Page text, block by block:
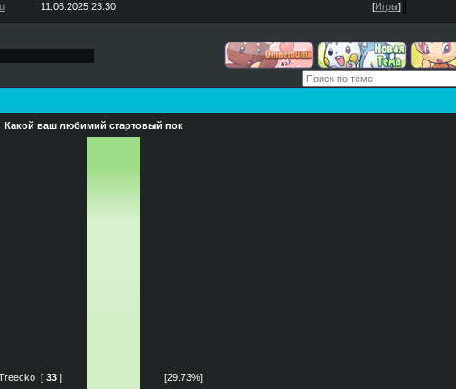
11.06.2025 23:30 [Игры]
Какой ваш любимий стартовый пок
[ 33 ] [29.73%]